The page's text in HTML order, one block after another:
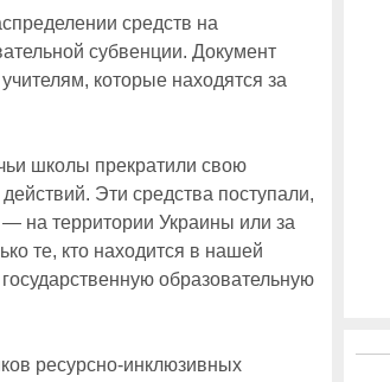
средств на
субвенции. Документ
которые находятся за
школы прекратили свою
Эти средства поступали,
— на территории Украины или за
те, кто находится в нашей
образовательную
ресурсно-инклюзивных